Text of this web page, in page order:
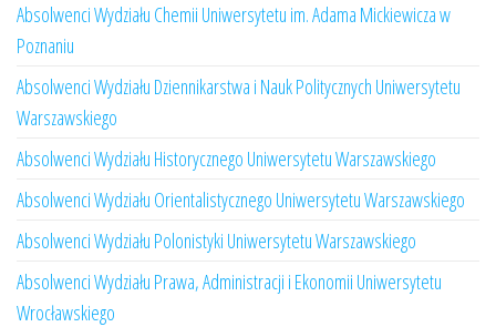
Absolwenci Wydziału Chemii Uniwersytetu im. Adama Mickiewicza w
Poznaniu
Absolwenci Wydziału Dziennikarstwa i Nauk Politycznych Uniwersytetu
Warszawskiego
Absolwenci Wydziału Historycznego Uniwersytetu Warszawskiego
Absolwenci Wydziału Orientalistycznego Uniwersytetu Warszawskiego
Absolwenci Wydziału Polonistyki Uniwersytetu Warszawskiego
Absolwenci Wydziału Prawa, Administracji i Ekonomii Uniwersytetu
Wrocławskiego